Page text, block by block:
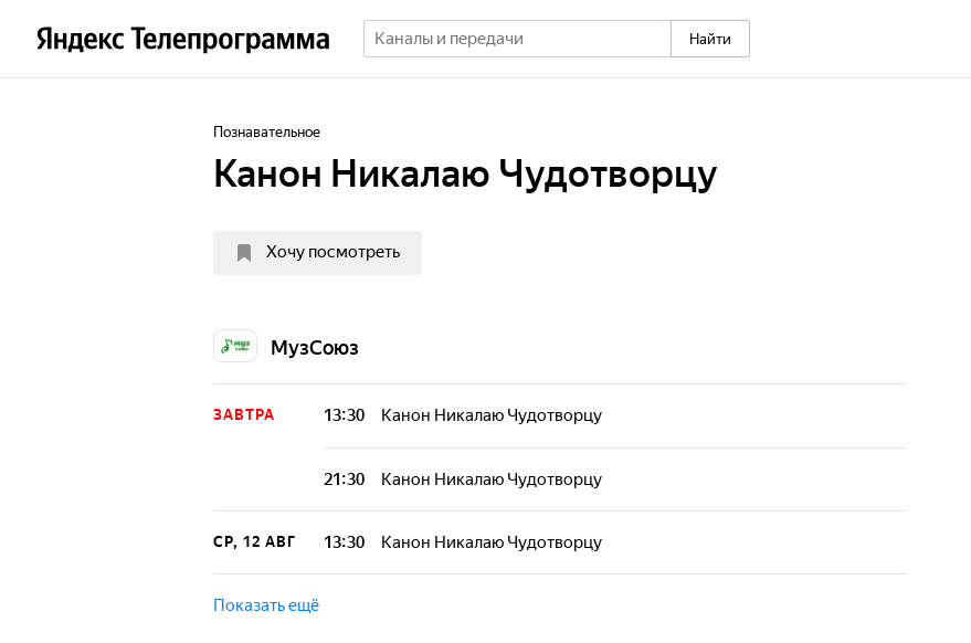
Найти
Познавательное
Канон Никалаю Чудотворцу
Хочу посмотреть
МузСоюз
ЗАВТРА 13:30 Канон Никалаю Чудотворцу
21:30 Канон Никалаю Чудотворцу
СР, 12 АВГ 13:30 Канон Никалаю Чудотворцу
Показать ещё